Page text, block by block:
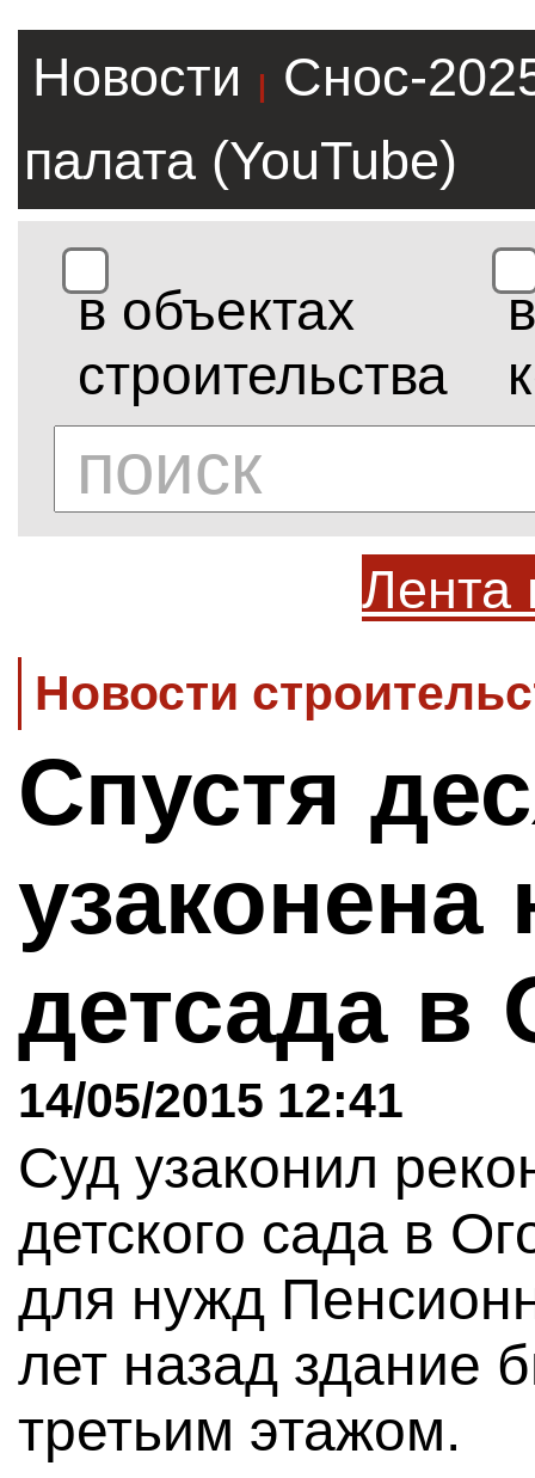
Новости |
Снос-
палата (YouTube)
в объектах
строительства
в
Лента
Новости
Спустя
узаконена
детсада
14/05/2015 12:41
Суд узаконил
детского сада в
для нужд
лет назад здание
третьим этажом.